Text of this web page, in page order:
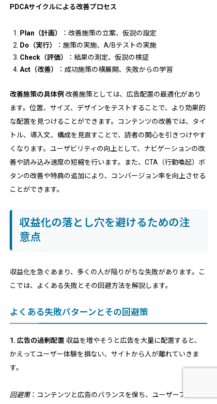
PDCAサイクルによる改善プロセス
Plan（計画）
：改善施策の立案、仮説の設定
Do（実行）
：施策の実施、A/Bテストの実施
Check（評価）
：結果の測定、仮説の検証
Act（改善）
：成功施策の横展開、失敗からの学習
改善施策の具体例 改善施策としては、広告配置の最適化があり
ます。位置、サイズ、デザインをテストすることで、より効果的
な配置を見つけることができます。コンテンツの改善では、タイ
トル、導入文、構成を見直すことで、読者の関心を引きつけやす
くなります。ユーザビリティの向上として、ナビゲーションの改
善や読み込み速度の短縮を行います。また、CTA（行動喚起）ボ
タンの改善や特典の追加により、コンバージョン率を向上させる
ことができます。
収益化の落とし穴を避けるための注
意点
収益化を急ぐあまり、多くの人が陥りがちな失敗があります。こ
こでは、よくある失敗とその回避方法を解説します。
よくある失敗パターンとその回避策
1. 広告の過剰配置 収益を増やそうと広告を大量に配置すると、
かえってユーザー体験を損ない、サイトから人が離れていきま
す。
回避策：コンテンツと広告のバランスを保ち、ユーザーファース